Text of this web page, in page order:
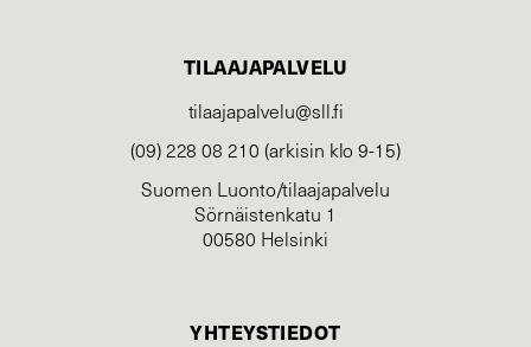
TILAAJAPALVELU
tilaajapalvelu@sll.fi
(09) 228 08 210 (arkisin klo 9-15)
Suomen Luonto/tilaajapalvelu
Sörnäistenkatu 1
00580 Helsinki
YHTEYSTIEDOT